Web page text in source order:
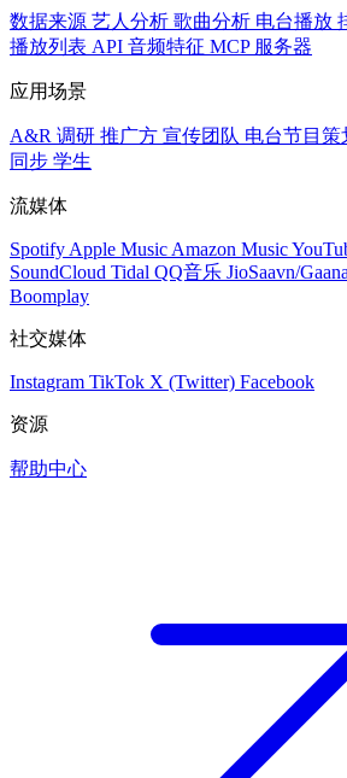
数据来源 艺人分析 歌曲分析 电台播放
播放列表 API 音频特征 MCP 服务器
应用场景
A&R 调研 推广方 宣传团队 电台节目策
同步 学生
流媒体
Spotify Apple Music Amazon Music
SoundCloud Tidal QQ音乐 JioSaavn/Gaana
Boomplay
社交媒体
Instagram TikTok X (Twitter) Facebook
资源
帮助中心